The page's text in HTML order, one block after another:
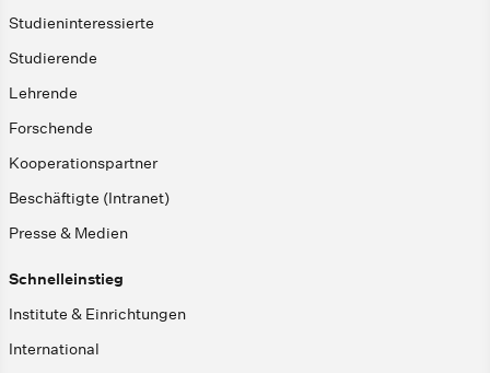
Studieninteressierte
Studierende
Lehrende
Forschende
Kooperationspartner
Beschäftigte (Intranet)
Presse & Medien
Schnelleinstieg
Institute & Einrichtungen
International